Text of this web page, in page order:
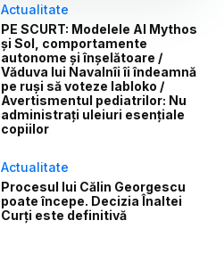
Actualitate
PE SCURT: Modelele AI Mythos
și Sol, comportamente
autonome și înșelătoare /
Văduva lui Navalnîi îi îndeamnă
pe ruși să voteze Iabloko /
Avertismentul pediatrilor: Nu
administrați uleiuri esențiale
copiilor
Actualitate
Procesul lui Călin Georgescu
poate începe. Decizia Înaltei
Curți este definitivă